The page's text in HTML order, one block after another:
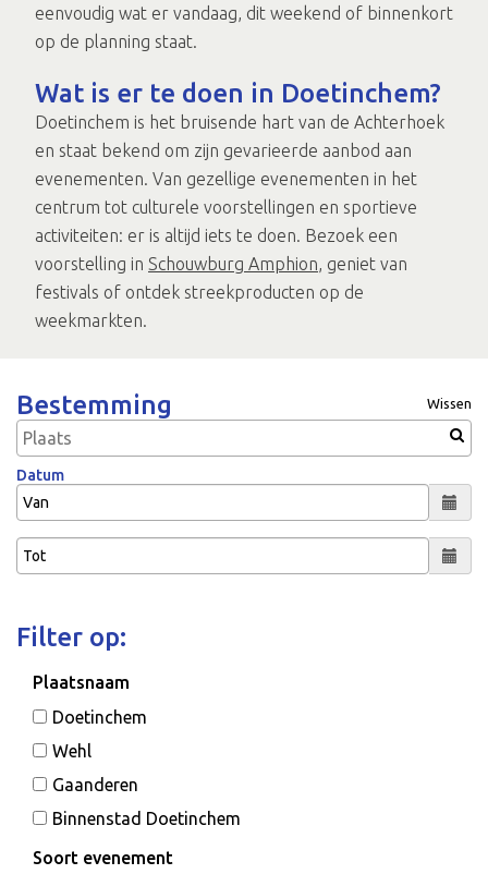
eenvoudig wat er vandaag, dit weekend of binnenkort
op de planning staat.
Wat is er te doen in Doetinchem?
Doetinchem is het bruisende hart van de Achterhoek
en staat bekend om zijn gevarieerde aanbod aan
evenementen. Van gezellige evenementen in het
centrum tot culturele voorstellingen en sportieve
activiteiten: er is altijd iets te doen. Bezoek een
voorstelling in Schouwburg Amphion, geniet van
festivals of ontdek streekproducten op de
weekmarkten.
Bestemming Wissen
Datum
Filter op:
Plaatsnaam
Doetinchem
Wehl
Gaanderen
Binnenstad Doetinchem
Soort evenement